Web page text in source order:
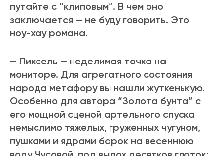
путайте с “клиповым”. В чем оно
заключается — не буду говорить. Это
ноу-хау романа.
— Пиксель — неделимая точка на
мониторе. Для агрегатного состояния
народа метафору вы нашли жуткенькую.
Особенно для автора “Золота бунта” с
его мощной сценой артельного спуска
немыслимо тяжелых, груженных чугуном,
пушками и ядрами барок на весеннюю